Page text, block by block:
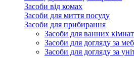
Засоби від комах
Засоби для миття посуду
Засоби для прибирання
Засоби для ванних кімнат
Засоби для догляду за
Засоби для догляду за